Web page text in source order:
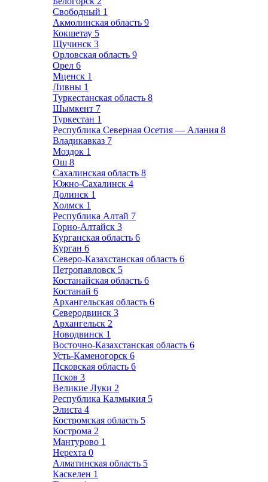
Свободный 1
Акмолинская область 9
Кокшетау 5
Щучинск 3
Орловская область 9
Орел 6
Мценск 1
Ливны 1
Туркестанская область 8
Шымкент 7
Туркестан 1
Республика Северная Осетия — Алания 8
Владикавказ 7
Моздок 1
Ош 8
Сахалинская область 8
Южно-Сахалинск 4
Долинск 1
Холмск 1
Республика Алтай 7
Горно-Алтайск 3
Курганская область 6
Курган 6
Северо-Казахстанская область 6
Петропавловск 5
Костанайская область 6
Костанай 6
Архангельская область 6
Северодвинск 3
Архангельск 2
Новодвинск 1
Восточно-Казахстанская область 6
Усть-Каменогорск 6
Псковская область 6
Псков 3
Великие Луки 2
Республика Калмыкия 5
Элиста 4
Костромская область 5
Кострома 2
Мантурово 1
Нерехта 0
Алматинская область 5
Каскелен 1